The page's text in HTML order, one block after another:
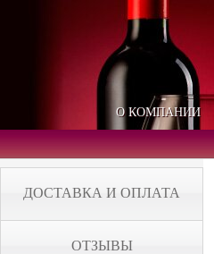
О КОМПАНИИ
ДОСТАВКА И ОПЛАТА
ОТЗЫВЫ